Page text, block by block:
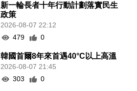
新一輪長者十年行動計劃落實民生
政策
2026-08-07 22:12
479
0
韓國首爾8年來首遇40°C以上高溫
2026-08-07 21:45
303
0